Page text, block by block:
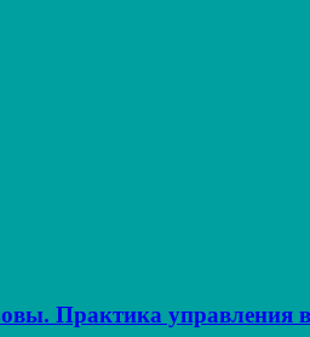
Практика управления в